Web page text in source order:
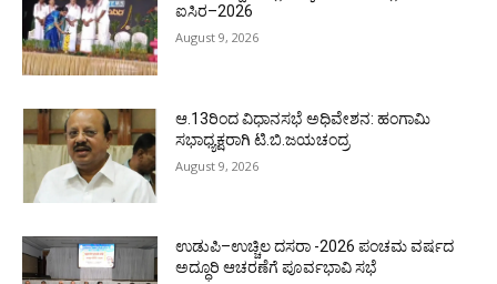
ಐಸಿರ–2026
August 9, 2026
ಆ.13ರಿಂದ ವಿಧಾನಸಭೆ ಅಧಿವೇಶನ: ಹಂಗಾಮಿ
ಸಭಾಧ್ಯಕ್ಷರಾಗಿ ಟಿ.ಬಿ.ಜಯಚಂದ್ರ
August 9, 2026
ಉಡುಪಿ–ಉಚ್ಚಿಲ ದಸರಾ -2026 ಪಂಚಮ ವರ್ಷದ
ಅದ್ಧೂರಿ ಆಚರಣೆಗೆ ಪೂರ್ವಭಾವಿ ಸಭೆ